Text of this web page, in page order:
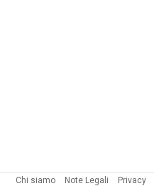
Chi siamo Note Legali Privacy